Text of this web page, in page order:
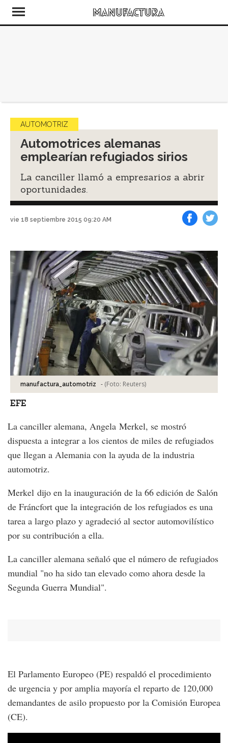
AUTOMOTRIZ
Automotrices alemanas
emplearían refugiados sirios
La canciller llamó a empresarios a abrir
oportunidades.
vie 18 septiembre 2015 09:20 AM
manufactura_automotriz - (Foto: Reuters)
EFE
La canciller alemana, Angela Merkel, se mostró
dispuesta a integrar a los cientos de miles de refugiados
que llegan a Alemania con la ayuda de la industria
automotriz.
Merkel dijo en la inauguración de la 66 edición de Salón
de Fráncfort que la integración de los refugiados es una
tarea a largo plazo y agradeció al sector automovilístico
por su contribución a ella.
La canciller alemana señaló que el número de refugiados
mundial "no ha sido tan elevado como ahora desde la
Segunda Guerra Mundial".
El Parlamento Europeo (PE) respaldó el procedimiento
de urgencia y por amplia mayoría el reparto de 120,000
demandantes de asilo propuesto por la Comisión Europea
(CE).